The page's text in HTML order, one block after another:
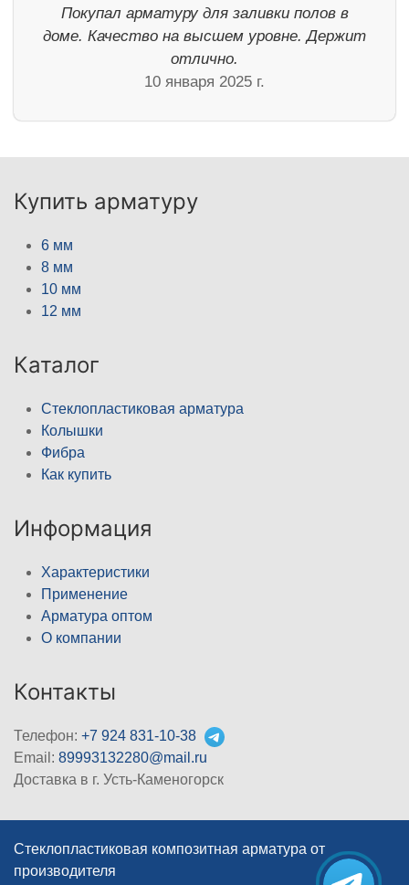
Покупал арматуру для заливки полов в
доме. Качество на высшем уровне. Держит
отлично.
10 января 2025 г.
Купить арматуру
6 мм
8 мм
10 мм
12 мм
Каталог
Стеклопластиковая арматура
Колышки
Фибра
Как купить
Информация
Характеристики
Применение
Арматура оптом
О компании
Контакты
Телефон: +7 924 831-10-38
Email: 89993132280@mail.ru
Доставка в г. Усть-Каменогорск
Стеклопластиковая композитная арматура от
производителя